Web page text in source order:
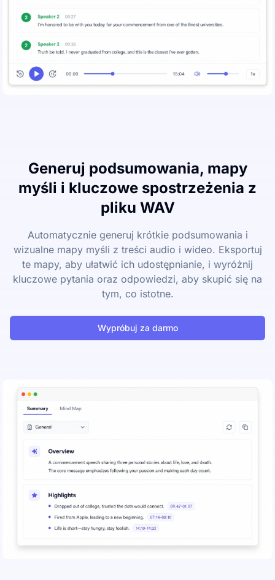
Generuj podsumowania, mapy
myśli i kluczowe spostrzeżenia z
pliku WAV
Automatycznie generuj krótkie podsumowania i
wizualne mapy myśli z treści audio i wideo. Eksportuj
te mapy, aby ułatwić ich udostępnianie, i wyróżnij
kluczowe pytania oraz odpowiedzi, aby skupić się na
tym, co istotne.
Wypróbuj za darmo